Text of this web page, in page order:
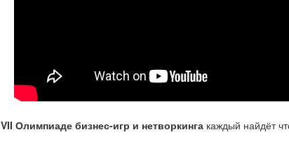
VII Олимпиаде бизнес-игр и нетворкинга каждый найдёт